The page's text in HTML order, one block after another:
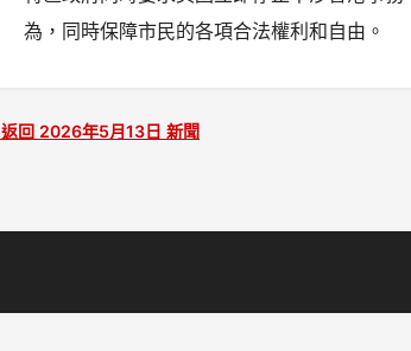
為，同時保障市民的各項合法權利和自由。
回 2026年5月13日 新聞